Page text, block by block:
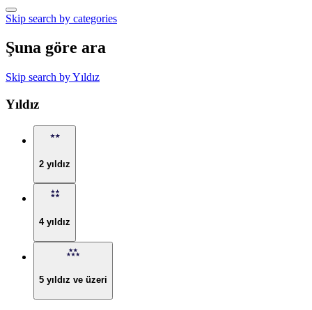
Skip search by categories
Şuna göre ara
Skip search by Yıldız
Yıldız
2 yıldız
4 yıldız
5 yıldız ve üzeri